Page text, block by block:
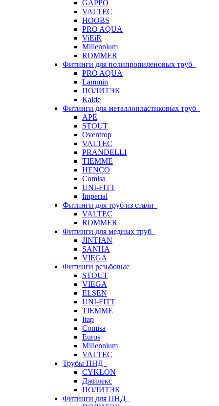
GAPPO
VALTEC
HOOBS
PRO AQUA
ViEiR
Millennium
ROMMER
Фитинги для полипропиленовых труб
PRO AQUA
Lammin
ПОЛИТЭК
Kalde
Фитинги для металлопластиковых труб
APE
STOUT
Oventrop
VALTEC
PRANDELLI
TIEMME
HENCO
Comisa
UNI-FITT
Imperial
Фитинги для труб из стали
VALTEC
ROMMER
Фитинги для медных труб
JINTIAN
SANHA
VIEGA
Фитинги резьбовые
STOUT
VIEGA
ELSEN
UNI-FITT
TIEMME
Itap
Comisa
Euros
Millennium
VALTEC
Трубы ПНД
CYKLON
Джилекс
ПОЛИТЭК
Фитинги для ПНД